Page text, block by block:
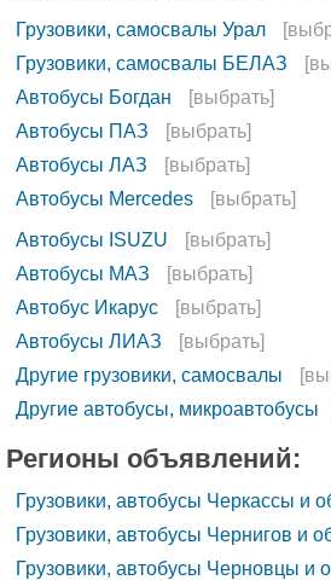
Грузовики, самосвалы Урал
Грузовики, самосвалы БЕЛАЗ
Автобусы Богдан
[выбрать]
Автобусы ПАЗ
[выбрать]
Автобусы ЛАЗ
[выбрать]
Автобусы Mercedes
[выбрать]
Автобусы ISUZU
[выбрать]
Автобусы МАЗ
[выбрать]
Автобус Икарус
[выбрать]
Автобусы ЛИАЗ
[выбрать]
Другие грузовики, самосвалы
Другие автобусы, микроавтобусы
Регионы объявлений:
Грузовики, автобусы Черкассы и
Грузовики, автобусы Чернигов и
Грузовики, автобусы Черновцы и